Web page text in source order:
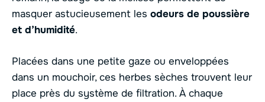
masquer astucieusement les odeurs de poussière
et d’humidité.
Placées dans une petite gaze ou enveloppées
dans un mouchoir, ces herbes sèches trouvent leur
place près du système de filtration. À chaque